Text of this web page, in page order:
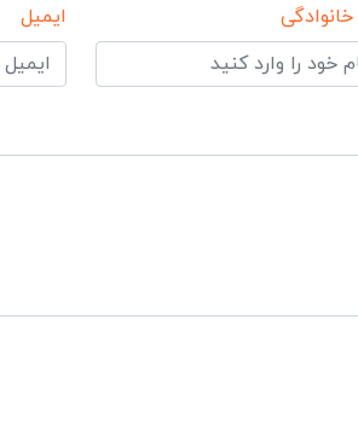
خانوادگی ایمیل